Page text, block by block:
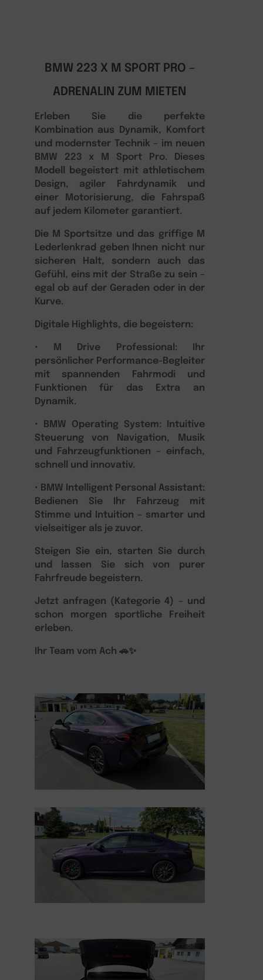
BMW 223 X M SPORT PRO –
ADRENALIN ZUM MIETEN
Erleben Sie die perfekte
Kombination aus Dynamik, Komfort
und modernster Technik – im neuen
BMW 223 x M Sport Pro. Dieses
Modell begeistert mit athletischem
Design, agiler Fahrdynamik und
einer Motorisierung, die Fahrspaß
auf jedem Kilometer garantiert.
Die M Sportsitze und das griffige M
Lederlenkrad geben Ihnen nicht nur
sicheren Halt, sondern auch das
Gefühl, eins mit der Straße zu sein –
egal ob auf der Geraden oder in der
Kurve.
Digitale Highlights, die begeistern:
• M Drive Professional: Ihr
persönlicher Performance-Begleiter
mit spannenden Fahrmodi und
Funktionen für das Extra an
Dynamik.
• BMW Operating System: Intuitive
Steuerung von Navigation, Musik
und Fahrzeugfunktionen – einfach,
schnell und innovativ.
• BMW Intelligent Personal Assistant:
Bedienen Sie Ihr Fahrzeug mit
Stimme und Intuition – smarter und
vielseitiger als je zuvor.
Steigen Sie ein, starten Sie durch
und lassen Sie sich von purer
Fahrfreude begeistern.
Jetzt anfragen (Kategorie 4) – und
schon morgen sportliche Freiheit
erleben.
Ihr Team vom Ach 🚗✨